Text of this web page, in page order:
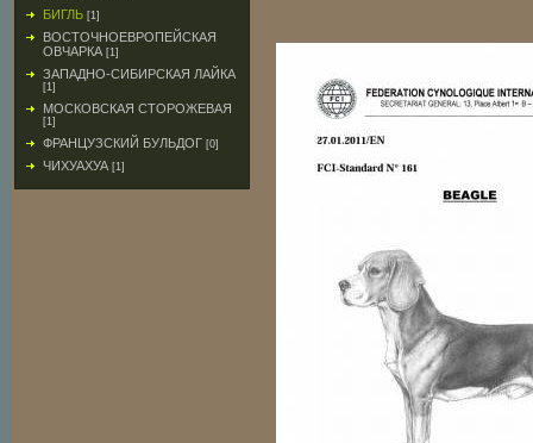
БИГЛЬ [1]
ВОСТОЧНОЕВРОПЕЙСКАЯ
ОВЧАРКА [1]
ЗАПАДНО-СИБИРСКАЯ ЛАЙКА
[1]
МОСКОВСКАЯ СТОРОЖЕВАЯ
[1]
ФРАНЦУЗСКИЙ БУЛЬДОГ [0]
ЧИХУАХУА [1]